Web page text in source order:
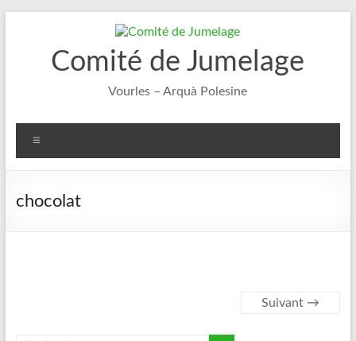
Comité de Jumelage
Vourles – Arquà Polesine
chocolat
Suivant →